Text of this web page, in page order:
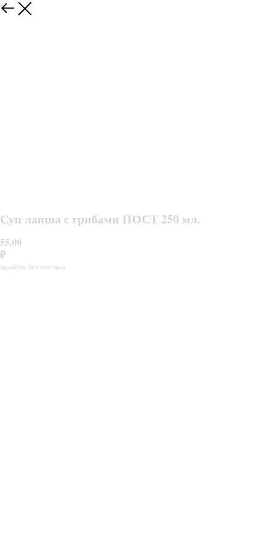
Суп лапша с грибами ПОСТ 250 мл.
55,00
₽
подаётся без сметаны